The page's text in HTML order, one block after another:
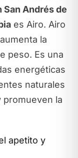
San Andrés de
es Airo. Airo
la
peso. Es una
energéticas
naturales
promueven la
apetito y